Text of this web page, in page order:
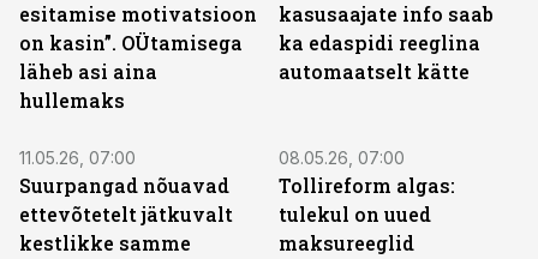
esitamise motivatsioon
on kasin”. OÜtamisega
läheb asi aina
hullemaks
kasusaajate info saab
ka edaspidi reeglina
automaatselt kätte
11.05.26, 07:00
Suurpangad nõuavad
ettevõtetelt jätkuvalt
kestlikke samme
08.05.26, 07:00
Tollireform algas:
tulekul on uued
maksureeglid